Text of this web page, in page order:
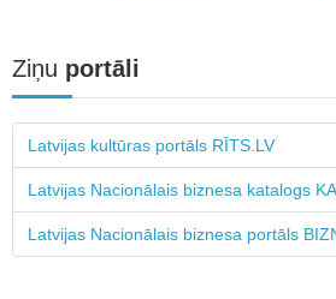
Ziņu portāli
Latvijas kultūras portāls RĪTS.LV
Latvijas Nacionālais biznesa katalogs
Latvijas Nacionālais biznesa portāls